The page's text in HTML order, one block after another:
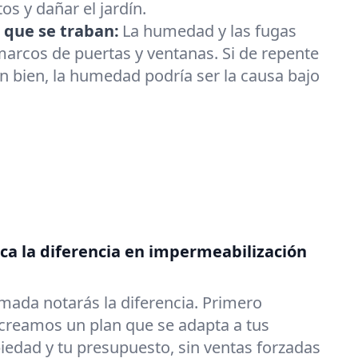
y dañar el jardín.
se traban: La humedad y las fugas
de puertas y ventanas. Si de repente
bien, la humedad podría ser la causa bajo
la diferencia en impermeabilización
notarás la diferencia. Primero
un plan que se adapta a tus
y tu presupuesto, sin ventas forzadas